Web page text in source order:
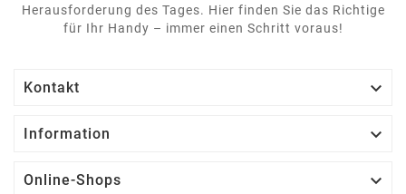
Herausforderung des Tages. Hier finden Sie das Richtige
für Ihr Handy – immer einen Schritt voraus!
Kontakt 
Information 
Online-Shops 